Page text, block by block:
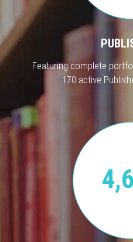
Featuring complete
170 active